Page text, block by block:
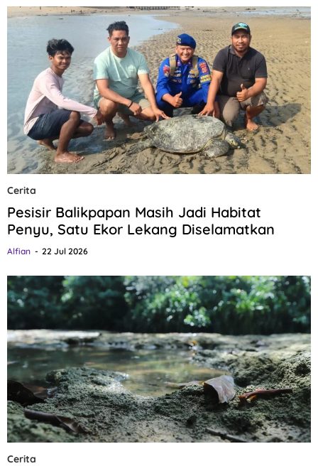
Cerita
Pesisir Balikpapan Masih Jadi Habitat
Penyu, Satu Ekor Lekang Diselamatkan
Alfian 22 Jul 2026
Cerita